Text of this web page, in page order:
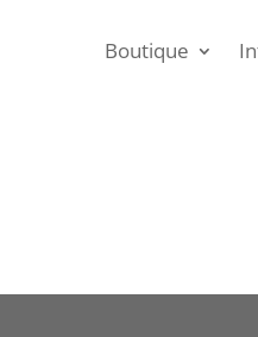
Boutique